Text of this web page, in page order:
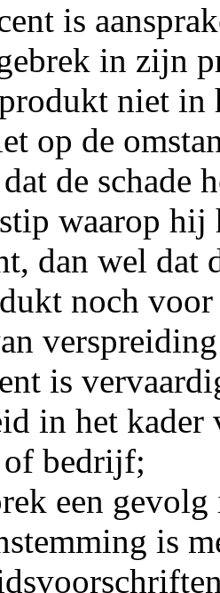
is
in zijn
niet in
op de
de schade
waarop hij
dan wel dat
noch
is
in het
of bedrijf;
een
is